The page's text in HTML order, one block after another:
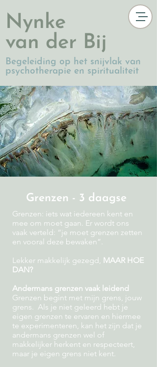
Nynke
van der Bij
Begeleiding op het snijvlak van
psychotherapie en spiritualiteit
Grenzen - 3 daagse
Grenzen: iets wat iedereen kent en
mee om moet gaan. Er wordt ons
vaak verteld: “je moet grenzen zetten
en vooral deze bewaken”.
Lekker makkelijk gezegd, MAAR HOE
DAN?
Andermans grenzen vaak leidend
Grenzen begint met mijn grens, jouw
grens. Als je niet geleerd hebt je
eigen grenzen te ervaren en hiermee
te experimenteren, kan het zijn dat je
andermans grenzen wel of
makkelijker herkent en respecteert,
maar je eigen grens niet kent.